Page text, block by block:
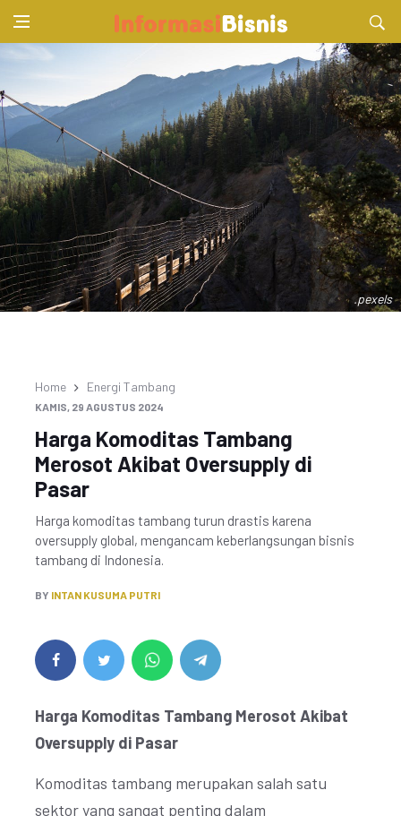
.pexels
Home Energi Tambang
KAMIS, 29 AGUSTUS 2024
Harga Komoditas Tambang
Merosot Akibat Oversupply di
Pasar
Harga komoditas tambang turun drastis karena
oversupply global, mengancam keberlangsungan bisnis
tambang di Indonesia.
BY INTAN KUSUMA PUTRI
Harga Komoditas Tambang Merosot Akibat
Oversupply di Pasar
Komoditas tambang merupakan salah satu
sektor yang sangat penting dalam